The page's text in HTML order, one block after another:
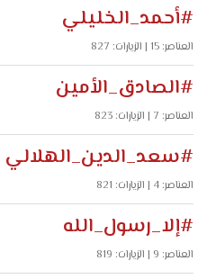
#أحمد_الخليلي
العناصر: 15 | الزيارات: 827
#الصادق_الأمين
العناصر: 7 | الزيارات: 823
#سعد_الدين_الهلالي
العناصر: 4 | الزيارات: 821
#إلا_رسول_الله
العناصر: 9 | الزيارات: 819